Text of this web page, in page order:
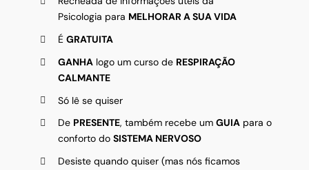
Psicologia para MELHORAR A SUA VIDA
É GRATUITA
GANHAlogo um curso de RESPIRAÇÃO
CALMANTE
Só lê se quiser
De PRESENTE, também recebe um GUIApara o
conforto do SISTEMA NERVOSO
Desiste quando quiser (mas nós ficamos